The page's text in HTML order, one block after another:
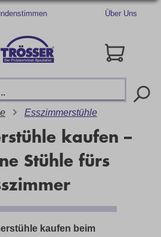
Über Uns
Esszimmerstühle
kaufen –
Stühle fürs
kaufen beim